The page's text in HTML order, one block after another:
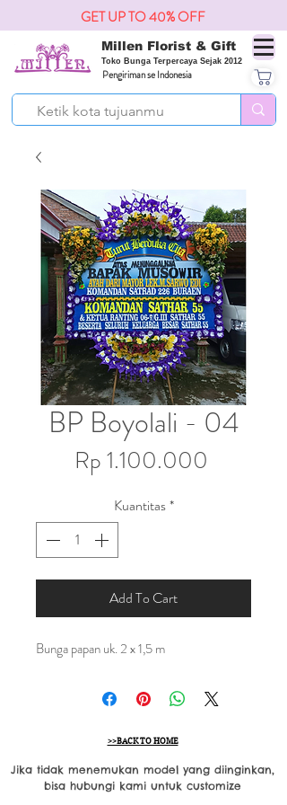
Millen Florist & Gift
Toko Bunga Terpercaya Sejak 2012
Pengiriman se Indonesia
GET UP TO 40% OFF
BP Boyolali - 04
Rp 1.100.000
Kuantitas*
Add To Cart
Bunga papan uk. 2 x 1,5 m
>>BACK TO HOME
Jika tidak menemukan model yang diinginkan,
bisa hubungi kami untuk customize